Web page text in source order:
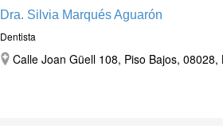
Dra. Silvia Marqués Aguarón
Dentista
Calle Joan Güell 108, Piso Bajos,